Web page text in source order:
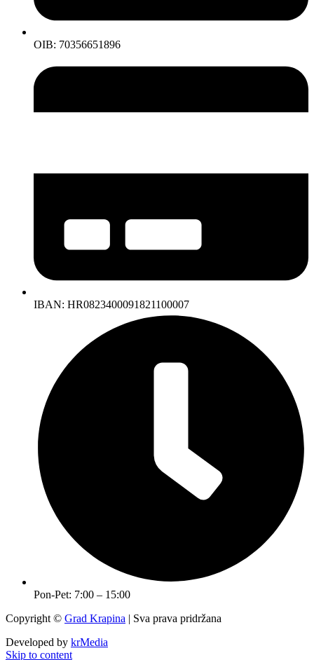
OIB: 70356651896
IBAN: HR0823400091821100007
Pon-Pet: 7:00 – 15:00
Copyright © Grad Krapina | Sva prava pridržana
Developed by krMedia
Skip to content